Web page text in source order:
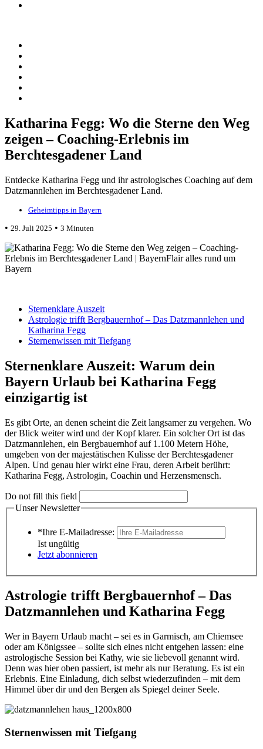
Katharina Fegg: Wo die Sterne den Weg
zeigen – Coaching-Erlebnis im
Berchtesgadener Land
Entdecke Katharina Fegg und ihr astrologisches Coaching auf dem
Datzmannlehen im Berchtesgadener Land.
Geheimtipps in Bayern
• 29. Juli 2025 • 3 Minuten
Sternenklare Auszeit
Astrologie trifft Bergbauernhof – Das Datzmannlehen und
Katharina Fegg
Sternenwissen mit Tiefgang
Sternenklare Auszeit: Warum dein
Bayern Urlaub bei Katharina Fegg
einzigartig ist
Es gibt Orte, an denen scheint die Zeit langsamer zu vergehen. Wo
der Blick weiter wird und der Kopf klarer. Ein solcher Ort ist das
Datzmannlehen, ein Bergbauernhof auf 1.100 Metern Höhe,
umgeben von der majestätischen Kulisse der Berchtesgadener
Alpen. Und genau hier wirkt eine Frau, deren Arbeit berührt:
Katharina Fegg, Astrologin, Coachin und Herzensmensch.
Do not fill this field
Unser Newsletter
*Ihre E-Mailadresse:
Ist ungültig
Jetzt abonnieren
Astrologie trifft Bergbauernhof – Das
Datzmannlehen und Katharina Fegg
Wer in Bayern Urlaub macht – sei es in Garmisch, am Chiemsee
oder am Königssee – sollte sich eines nicht entgehen lassen: eine
astrologische Session bei Kathy, wie sie liebevoll genannt wird.
Denn was hier oben passiert, ist mehr als nur Beratung. Es ist ein
Erlebnis. Eine Einladung, dich selbst wiederzufinden – mit dem
Himmel über dir und den Bergen als Spiegel deiner Seele.
Sternenwissen mit Tiefgang